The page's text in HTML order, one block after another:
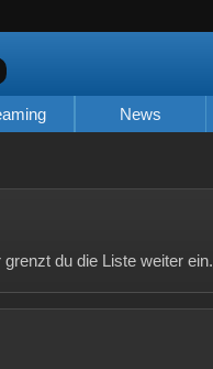
News
du die Liste weiter ein.